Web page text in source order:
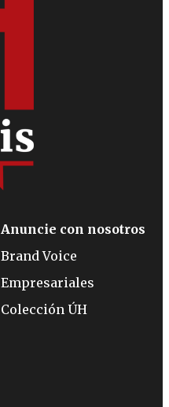
Anuncie con nosotros
Brand Voice
Empresariales
Colección ÚH